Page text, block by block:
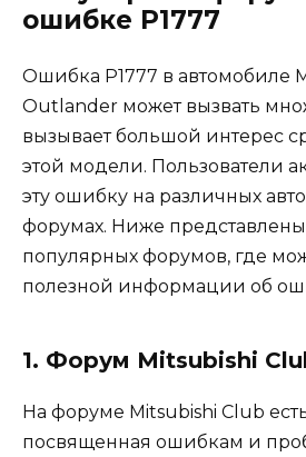
ошибке Р1777
Ошибка Р1777 в автомобиле
Outlander может вызвать
вызывает большой интерес
этой модели. Пользователи
эту ошибку на различных
форумах. Ниже
популярных форумов, где
полезной информации об
1. Форум Mitsubishi
На форуме Mitsubishi Club
посвященная ошибкам и